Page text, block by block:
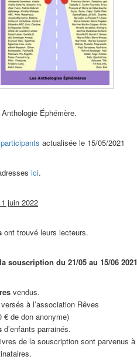
Éphémère.
actualisée le 15/05/2021
ici.
juin 2022
ont trouvé leurs lecteurs.
souscription du 21/05 au 15/06 2021
vendus.
versés à l’association Rêves
€ de don anonyme)
d’enfants parrainés.
de la souscription sont parvenus à